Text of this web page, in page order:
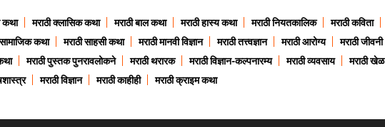
कथा मराठी क्लासिक कथा मराठी बाल कथा मराठी हास्य कथा मराठी नियतकालिक मराठी कविता
सामाजिक कथा मराठी साहसी कथा मराठी मानवी विज्ञान मराठी तत्त्वज्ञान मराठी आरोग्य मराठी जीवनी
मराठी पुस्तक पुनरावलोकने मराठी थरारक मराठी विज्ञान-कल्पनारम्य मराठी व्यवसाय मराठी खेळ
मराठी विज्ञान मराठी काहीही मराठी क्राइम कथा